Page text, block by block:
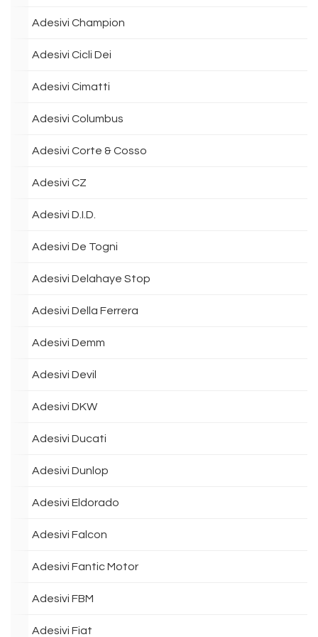
Adesivi Champion
Adesivi Cicli Dei
Adesivi Cimatti
Adesivi Columbus
Adesivi Corte & Cosso
Adesivi CZ
Adesivi D.I.D.
Adesivi De Togni
Adesivi Delahaye Stop
Adesivi Della Ferrera
Adesivi Demm
Adesivi Devil
Adesivi DKW
Adesivi Ducati
Adesivi Dunlop
Adesivi Eldorado
Adesivi Falcon
Adesivi Fantic Motor
Adesivi FBM
Adesivi Fiat